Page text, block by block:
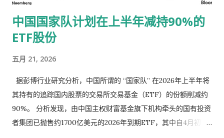
努力把农业建成现代化大产业、使农村基本具备现代生活条件、
让农民生活更加富裕美好，为推进中国式现代化提供基础支撑。
一、提升农业综合生产能力和质量效益 （一）稳定发展粮油生
增产增收一起抓，加力实施新一轮千亿斤粮食产能提升行动，促
进良田良种良机良法集成增效，推进粮油作物大面积提单产。因
地制宜优化农业生产结构和区域布局，推动粮食品种培优和品质
提升，实施粮食流通提质增效项目，促进适销对路、优质优价。
巩固提升大豆产能，做好产销衔接...
中国国家队计划在上半年减持90%的
ETF股份
五月 21, 2026
据彭博行业研究分析，中国所谓的 “国家队” 在2026年上半年将
其持有的追踪国内股票的交易所交易基金（ETF）的份额削减约
90%。 分析发现，由中国主权财富基金旗下机构牵头的国有投资
者集团已抛售约1700亿美元的2026年到期ETF，其中自4月初以